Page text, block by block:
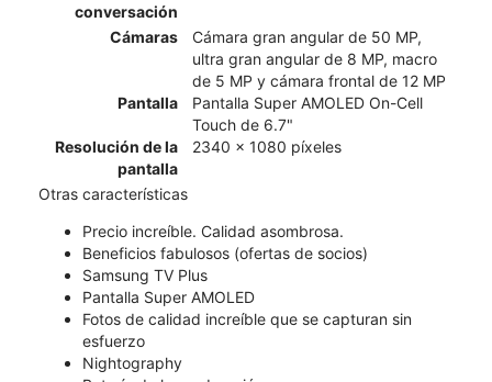
conversación
Cámaras
Cámara gran angular de 50 MP,
ultra gran angular de 8 MP, macro
de 5 MP y cámara frontal de 12 MP
Pantalla
Pantalla Super AMOLED On-Cell
Touch de 6.7"
Resolución de la
pantalla
2340 x 1080 píxeles
Otras características
Precio increíble. Calidad asombrosa.
Beneficios fabulosos (ofertas de socios)
Samsung TV Plus
Pantalla Super AMOLED
Fotos de calidad increíble que se capturan sin
esfuerzo
Nightography